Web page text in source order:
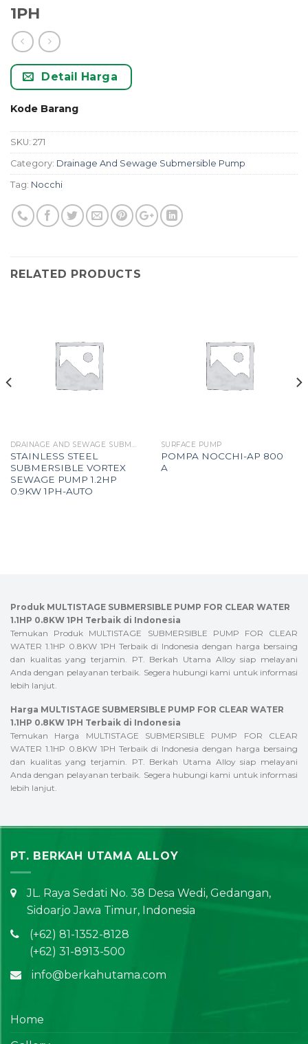
1PH
Detail Harga
Kode Barang
SKU: 271
Category: Drainage And Sewage Submersible Pump
Tag: Nocchi
RELATED PRODUCTS
DRAINAGE AND SEWAGE SUBMERSIBLE PUMP
STAINLESS STEEL
SUBMERSIBLE VORTEX
SEWAGE PUMP 1.2HP
0.9KW 1PH-AUTO
SURFACE PUMP
POMPA NOCCHI-AP 800
A
Produk MULTISTAGE SUBMERSIBLE PUMP FOR CLEAR WATER
1.1HP 0.8KW 1PH Terbaik di Indonesia
Temukan Produk MULTISTAGE SUBMERSIBLE PUMP FOR CLEAR
WATER 1.1HP 0.8KW 1PH Terbaik di Indonesia dengan harga bersaing
dan kualitas yang terjamin. PT. Berkah Utama Alloy siap melayani
Anda dengan pelayanan terbaik. Segera hubungi kami untuk informasi
lebih lanjut.
Harga MULTISTAGE SUBMERSIBLE PUMP FOR CLEAR WATER
1.1HP 0.8KW 1PH Terbaik di Indonesia
Temukan Harga MULTISTAGE SUBMERSIBLE PUMP FOR CLEAR
WATER 1.1HP 0.8KW 1PH Terbaik di Indonesia dengan harga bersaing
dan kualitas yang terjamin. PT. Berkah Utama Alloy siap melayani
Anda dengan pelayanan terbaik. Segera hubungi kami untuk informasi
lebih lanjut.
PT. BERKAH UTAMA ALLOY
JL. Raya Sedati No. 38 Desa Wedi, Gedangan,
Sidoarjo Jawa Timur, Indonesia
(+62) 81-1352-8128
(+62) 31-8913-500
info@berkahutama.com
Home